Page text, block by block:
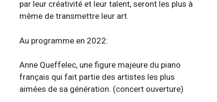
par leur créativité et leur talent, seront les plus à
même de transmettre leur art.
Au programme en 2022:
Anne Queffelec, une figure majeure du piano
français qui fait partie des artistes les plus
aimées de sa génération. (concert ouverture)